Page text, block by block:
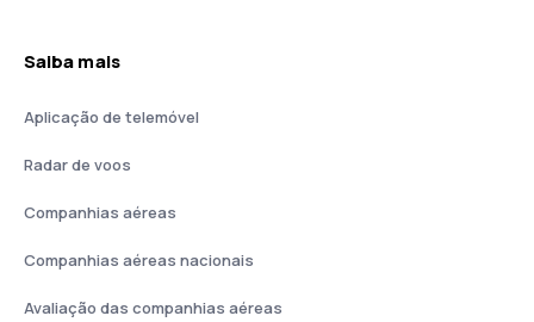
Saiba mais
Aplicação de telemóvel
Radar de voos
Companhias aéreas
Companhias aéreas nacionais
Avaliação das companhias aéreas